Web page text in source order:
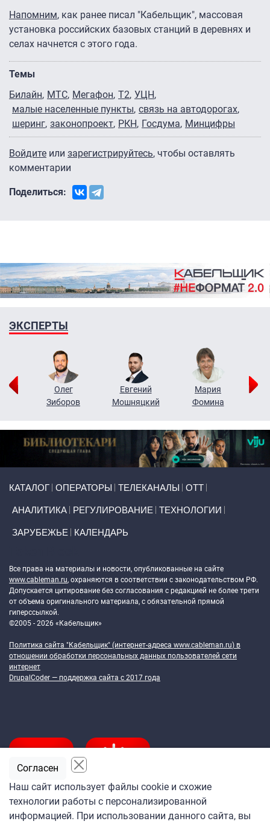
Напомним, как ранее писал "Кабельщик", массовая
установка российских базовых станций в деревнях и
селах начнется с этого года.
Темы
Билайн МТС Мегафон Т2 УЦН
малые населенные пункты связь на автодорогах
шеринг законопроект РКН Госдума Минцифры
Войдите или зарегистрируйтесь, чтобы оставлять
комментарии
Поделиться:
ЭКСПЕРТЫ
Олег
Зиборов
Евгений
Мошняцкий
Мария
Фомина
КАТАЛОГ ОПЕРАТОРЫ ТЕЛЕКАНАЛЫ ОТТ
АНАЛИТИКА РЕГУЛИРОВАНИЕ ТЕХНОЛОГИИ
ЗАРУБЕЖЬЕ КАЛЕНДАРЬ
Все права на материалы и новости, опубликованные на сайте
www.cableman.ru, охраняются в соответствии с законодательством РФ.
Допускается цитирование без согласования с редакцией не более трети
от объема оригинального материала, с обязательной прямой
гиперссылкой.
©2005 - 2026 «Кабельщик»
Политика сайта "Кабельщик" (интернет-адреса www.cableman.ru) в
отношении обработки персональных данных пользователей сети
интернет
DrupalCoder — поддержка сайта c 2017 года
Подпишитесь
Наш сайт использует файлы cookie и схожие
технологии работы с персонализированной
информацией. При использовании данного сайта, вы
Согласен